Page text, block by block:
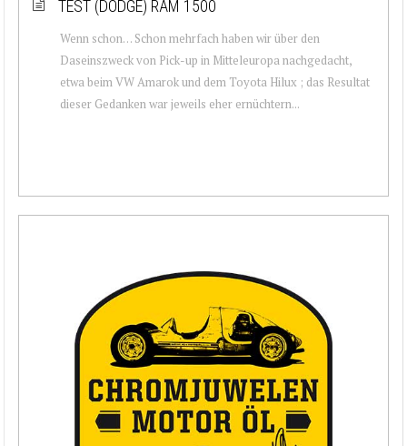
TEST (DODGE) RAM 1500
Wenn schon… Schon mehrfach haben wir über den
Daseinszweck von Pick-up in Mitteleuropa nachgedacht,
etwa beim VW Amarok und dem Toyota Hilux ; das Resultat
dieser Gedanken war jeweils eher ernüchtern...